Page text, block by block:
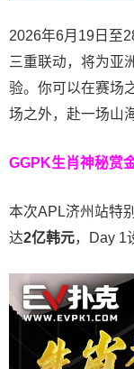
2026年6月19日至
三重联动，将为亚
验。 你可以在赛场
场之外，赴一场山
GGPK生肖神秘赏
本次APL济州站特
达2亿韩元，Day 1